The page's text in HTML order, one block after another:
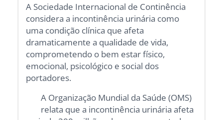
A Sociedade Internacional de Continência
considera a incontinência urinária como
uma condição clínica que afeta
dramaticamente a qualidade de vida,
comprometendo o bem estar físico,
emocional, psicológico e social dos
portadores.
A Organização Mundial da Saúde (OMS)
relata que a incontinência urinária afeta